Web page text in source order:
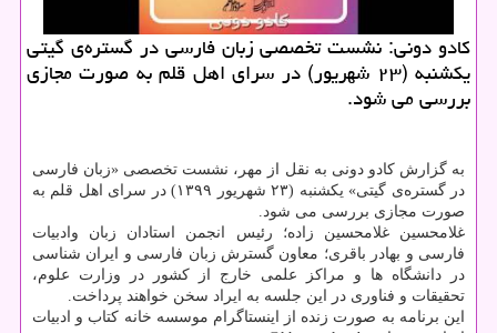
كادو دونی: نشست تخصصی زبان فارسی در گستره‌ی گیتی
یكشنبه (۲۳ شهریور) در سرای اهل قلم به صورت مجازی
بررسی می شود.
به گزارش کادو دونی به نقل از مهر، نشست تخصصی «زبان فارسی
در گستره‌ی گیتی» یکشنبه (۲۳ شهریور ۱۳۹۹) در سرای اهل قلم به
صورت مجازی بررسی می شود.
غلامحسین غلامحسین زاده؛ رئیس انجمن استادان زبان وادبیات
فارسی و بهادر باقری؛ معاون گسترش زبان فارسی و ایران شناسی
در دانشگاه ها و مراکز علمی خارج از کشور در وزارت علوم،
تحقیقات و فناوری در این جلسه به ایراد سخن خواهند پرداخت.
این برنامه به صورت زنده از اینستاگرام موسسه خانه کتاب و ادبیات